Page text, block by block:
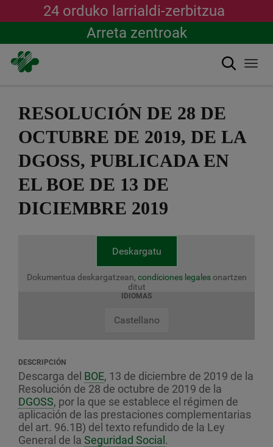
24 orduko larrialdi-zerbitzua
Arreta zentroak
Bilatu
RESOLUCIÓN DE 28 DE
OCTUBRE DE 2019, DE LA
DGOSS, PUBLICADA EN
EL BOE DE 13 DE
DICIEMBRE 2019
Deskargatu
Dokumentua deskargatzean, condiciones legalesonartzen
ditut
IDIOMAS
Castellano
DESCRIPCIÓN
Descarga del BOE, 13 de diciembre de 2019 de la
Resolución de 28 de octubre de 2019 de la
DGOSS, por la que se establece el régimen de
aplicación de las prestaciones complementarias
del art. 96.1B) del texto refundido de la Ley
General de la Seguridad Social .